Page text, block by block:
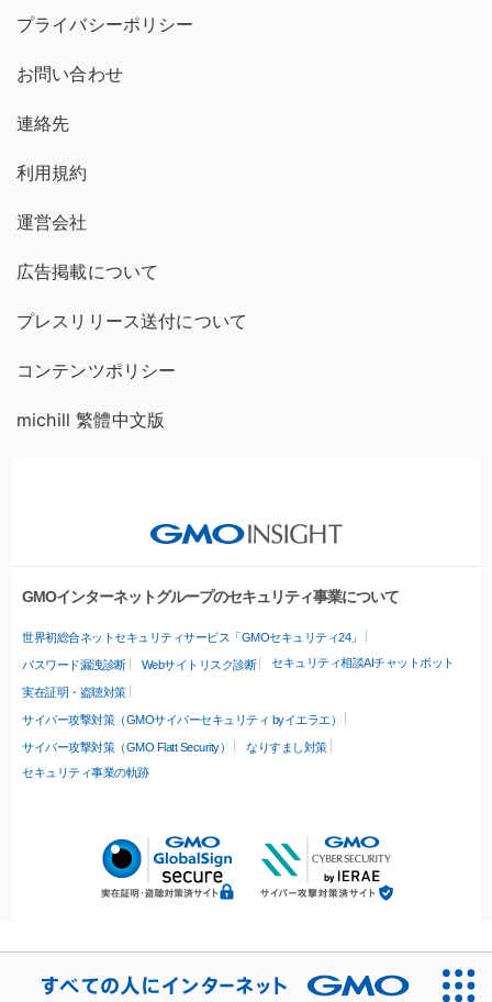
プライバシーポリシー
お問い合わせ
連絡先
利用規約
運営会社
広告掲載について
プレスリリース送付について
コンテンツポリシー
michill 繁體中文版
GMOインターネットグループのセキュリティ事業について
世界初総合ネットセキュリティサービス「GMOセキュリティ24」
パスワード漏洩診断 Webサイトリスク診断 セキュリティ相談AIチャットボット
実在証明・盗聴対策
サイバー攻撃対策（GMOサイバーセキュリティ byイエラエ）
サイバー攻撃対策（GMO Flatt Security）
なりすまし対策
セキュリティ事業の軌跡